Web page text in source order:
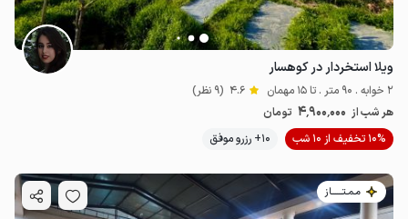
ویلا استخردار در کوهسار
2 خوابه . 90 متر . تا 15 مهمان 4.6 (9 نظر)
هر شب از 4٬900٬000 تومان
10% تخفیف از 10 شب
10+ رزرو موفق
مـمـتــــــاز